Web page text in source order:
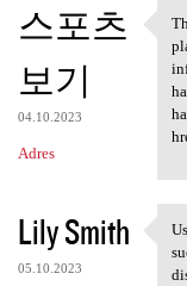
스포츠
보기
04.10.2023
Adres
Lily Smith
05.10.2023